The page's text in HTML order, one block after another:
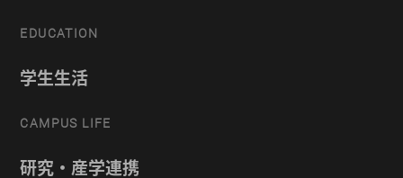
EDUCATION
学生生活
CAMPUS LIFE
研究・産学連携